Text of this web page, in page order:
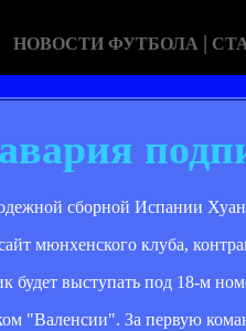
НОВОСТИ ФУТБОЛА |
сборной Испании
мюнхенского клуба,
будет выступать под 18-м
"Валенсии". За первую